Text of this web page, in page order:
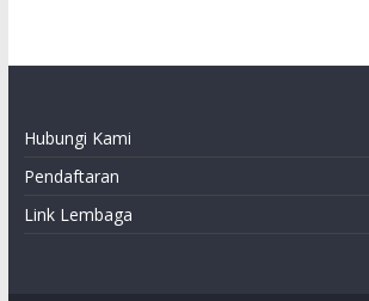
Hubungi Kami
Pendaftaran
Link Lembaga